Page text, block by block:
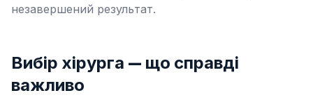
незавершений результат.
Вибір хірурга — що справді
важливо